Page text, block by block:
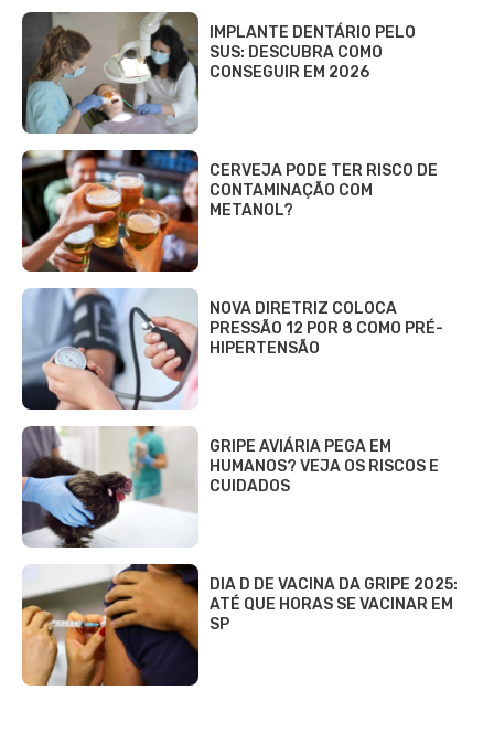
IMPLANTE DENTÁRIO PELO
SUS: DESCUBRA COMO
CONSEGUIR EM 2026
CERVEJA PODE TER RISCO DE
CONTAMINAÇÃO COM
METANOL?
NOVA DIRETRIZ COLOCA
PRESSÃO 12 POR 8 COMO PRÉ-
HIPERTENSÃO
GRIPE AVIÁRIA PEGA EM
HUMANOS? VEJA OS RISCOS E
CUIDADOS
DIA D DE VACINA DA GRIPE 2025:
ATÉ QUE HORAS SE VACINAR EM
SP